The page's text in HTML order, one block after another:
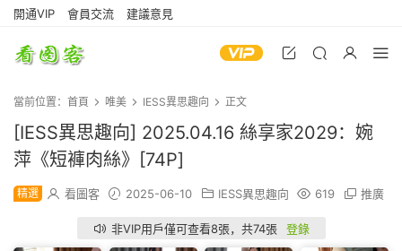
開通VIP 會員交流 建議意見
當前位置： 首頁 唯美 IESS異思趣向 正文
[IESS異思趣向] 2025.04.16 絲享家2029：婉
萍《短褲肉絲》[74P]
精選 看圖客 2025-06-10 IESS異思趣向 619 推廣
非VIP用戶僅可查看8張，共74張 登錄